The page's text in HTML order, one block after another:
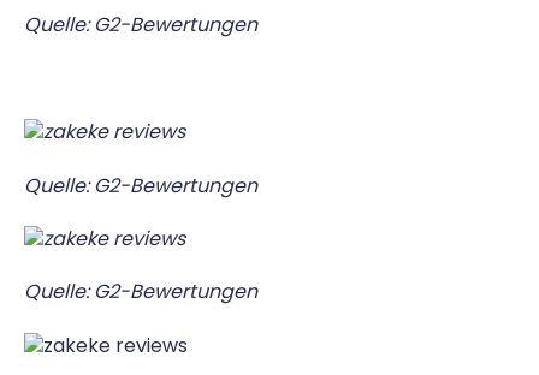
Quelle: G2-Bewertungen
Quelle: G2-Bewertungen
Quelle: G2-Bewertungen